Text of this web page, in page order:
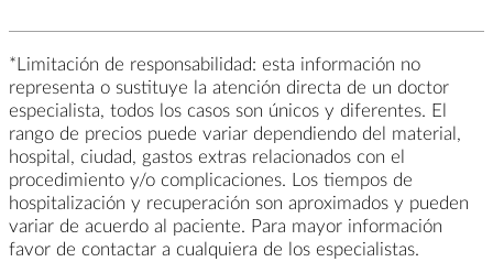
*Limitación de responsabilidad: esta información no
representa o sustituye la atención directa de un doctor
especialista, todos los casos son únicos y diferentes. El
rango de precios puede variar dependiendo del material,
hospital, ciudad, gastos extras relacionados con el
procedimiento y/o complicaciones. Los tiempos de
hospitalización y recuperación son aproximados y pueden
variar de acuerdo al paciente. Para mayor información
favor de contactar a cualquiera de los especialistas.